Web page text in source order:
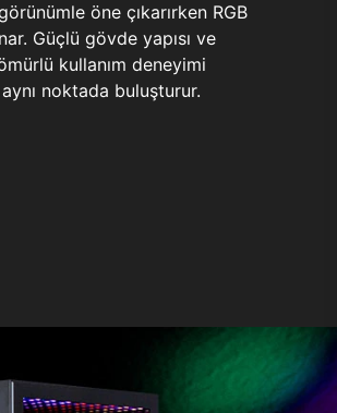
öne çıkarırken RGB
Güçlü gövde yapısı ve
kullanım deneyimi
noktada buluşturur.